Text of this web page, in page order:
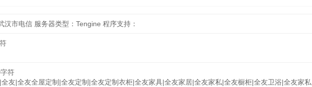
汉市电信 服务器类型：Tengine 程序支持：
符
友|全友全屋定制|全友定制|全友定制衣柜|全友家具|全友家居|全友家私|全友橱柜|全友卫浴|全友家私